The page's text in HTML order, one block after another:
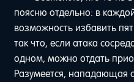
поясню отдельно: в
возможность избавить
так что, если атака
одном, можно отдать
Разумеется, нападающая